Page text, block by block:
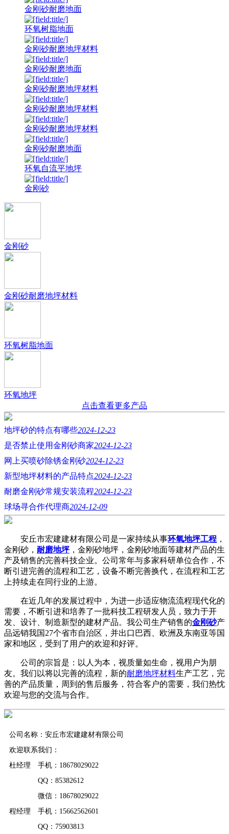
金刚砂耐磨地面
环氧树脂地面
金刚砂耐磨地坪材料
金刚砂耐磨地面
金刚砂耐磨地坪材料
金刚砂耐磨地坪材料
金刚砂耐磨地坪材料
金刚砂耐磨地面
环氧自流平地坪
金刚砂
金刚砂
金刚砂耐磨地坪材料
环氧树脂地面
环氧地坪
点击查看更多产品
地坪砂的特点有哪些2024-12-23
是否禁止使用金刚砂商家2024-12-23
网上买喷砂除锈金刚砂2024-12-23
新型地坪材料的产品特点2024-12-23
耐磨金刚砂常规安装流程2024-12-23
球场寻合作代理商2024-12-09
安丘市宏建建材有限公司是一家持续从事环氧地坪工程 ，
金刚砂， 耐磨地坪，金刚砂地坪，金刚砂地面等建材产品的生
产及销售的完善科技企业。公司常年与多家科研单位合作，不
断引进完善的流程和工艺，设备不断完善换代，在流程和工艺
上持续走在同行业的上游。
在近几年的发展过程中，为进一步适应物流流程现代化的
需要，不断引进和培养了一批科技工程研发人员，致力于开
发、设计、制造新型的建材产品。我公司生产销售的金刚砂产
品远销我国27个省市自治区，并出口巴西、欧洲及东南亚等国
家和地区，受到了用户的欢迎和好评。
公司的宗旨是：以人为本，视质量如生命，视用户为朋
友。我们以将以完善的流程，新的耐磨地坪材料生产工艺，完
善的产品质量，周到的售后服务，符合客户的需要，我们热忱
欢迎与您的交流与合作。
公司名称：安丘市宏建建材有限公司
欢迎联系我们：
杜经理 手机：18678029022
QQ：85382612
微信：18678029022
程经理 手机：15662562601
QQ：75903813